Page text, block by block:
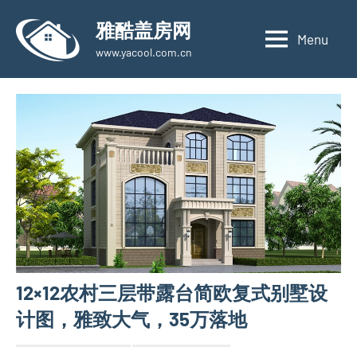
content
雅酷盖房网
www.yacool.com.cn
Menu
12×12农村三层带露台简欧复式别墅设
计图，雅致大气，35万落地